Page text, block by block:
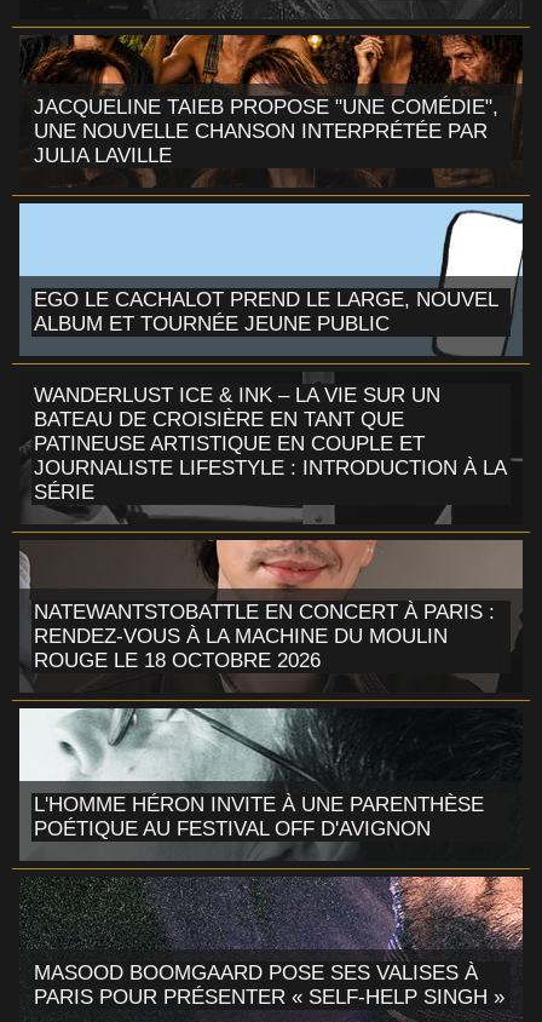
JACQUELINE TAIEB PROPOSE "UNE COMÉDIE",
UNE NOUVELLE CHANSON INTERPRÉTÉE PAR
JULIA LAVILLE
EGO LE CACHALOT PREND LE LARGE, NOUVEL
ALBUM ET TOURNÉE JEUNE PUBLIC
WANDERLUST ICE & INK – LA VIE SUR UN
BATEAU DE CROISIÈRE EN TANT QUE
PATINEUSE ARTISTIQUE EN COUPLE ET
JOURNALISTE LIFESTYLE : INTRODUCTION À LA
SÉRIE
NATEWANTSTOBATTLE EN CONCERT À PARIS :
RENDEZ-VOUS À LA MACHINE DU MOULIN
ROUGE LE 18 OCTOBRE 2026
L'HOMME HÉRON INVITE À UNE PARENTHÈSE
POÉTIQUE AU FESTIVAL OFF D'AVIGNON
MASOOD BOOMGAARD POSE SES VALISES À
PARIS POUR PRÉSENTER « SELF-HELP SINGH »